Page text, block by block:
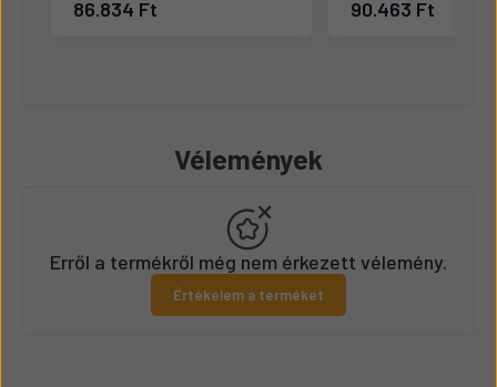
86.834 Ft 90.463 Ft
Vélemények
Erről a termékről még nem érkezett vélemény.
Értékelem a terméket